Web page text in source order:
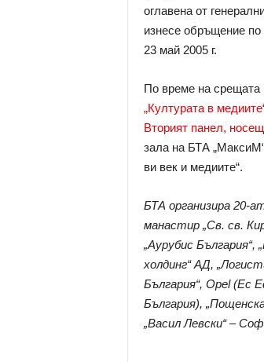
оглавена от
изнесе обръщение
23 май 2005 г.
По време на срещата
„Културата в
Вторият панел,
зала на БТА
ви век и медиите“.
БТА организира 20-
манастир „Св. св.
„Аурубис
холдинг“ АД,
България“, Opel
България),
„Васил Левски“ –